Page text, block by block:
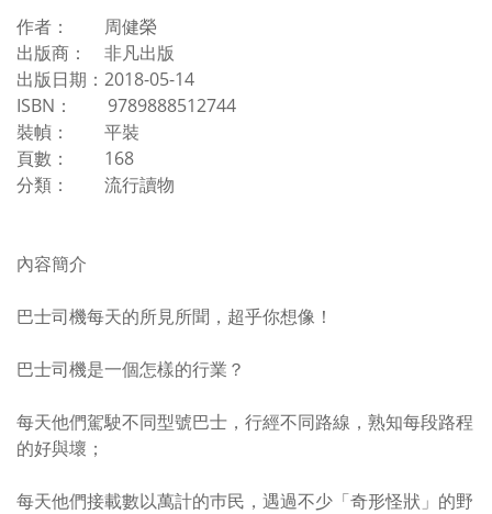
作者： 周健榮
出版商： 非凡出版
出版日期：2018-05-14
ISBN： 9789888512744
裝幀： 平裝
頁數： 168
分類： 流行讀物
內容簡介
巴士司機每天的所見所聞，超乎你想像！
巴士司機是一個怎樣的行業？
每天他們駕駛不同型號巴士，行經不同路線，熟知每段路程
的好與壞；
每天他們接載數以萬計的巿民，遇過不少「奇形怪狀」的野